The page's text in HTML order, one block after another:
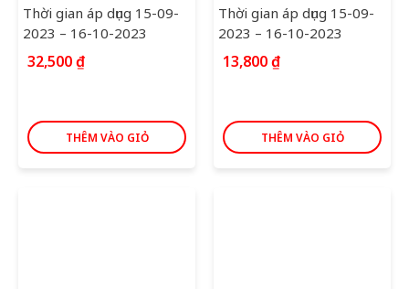
Thời gian áp dụng 15-09-
2023 – 16-10-2023
32,500₫
THÊM VÀO GIỎ
Thời gian áp dụng 15-09-
2023 – 16-10-2023
13,800₫
THÊM VÀO GIỎ